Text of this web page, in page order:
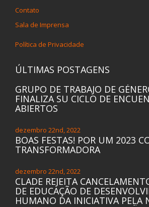
Contato
Sala de Imprensa
Política de Privacidade
ÚLTIMAS POSTAGENS
GRUPO DE TRABAJO DE
FINALIZA SU CICLO DE
ABIERTOS
dezembro 22nd, 2022
BOAS FESTAS! POR UM 2023
TRANSFORMADORA
dezembro 22nd, 2022
CLADE REJEITA
DE EDUCAÇÃO DE
HUMANO DA INICIATIVA PELA